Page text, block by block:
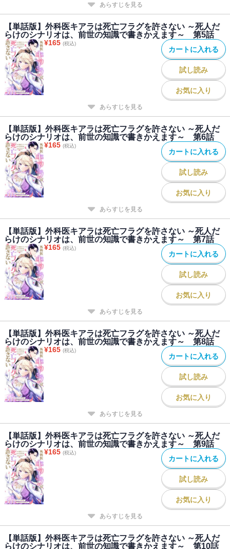
あらすじを見る
【単話版】外科医キアラは死亡フラグを許さない ～死人だ
らけのシナリオは、前世の知識で書きかえます～ 第5話
¥165 (税込)
カートに入れる
試し読み
お気に入り
あらすじを見る
【単話版】外科医キアラは死亡フラグを許さない ～死人だ
らけのシナリオは、前世の知識で書きかえます～ 第6話
¥165 (税込)
カートに入れる
試し読み
お気に入り
あらすじを見る
【単話版】外科医キアラは死亡フラグを許さない ～死人だ
らけのシナリオは、前世の知識で書きかえます～ 第7話
¥165 (税込)
カートに入れる
試し読み
お気に入り
あらすじを見る
【単話版】外科医キアラは死亡フラグを許さない ～死人だ
らけのシナリオは、前世の知識で書きかえます～ 第8話
¥165 (税込)
カートに入れる
試し読み
お気に入り
あらすじを見る
【単話版】外科医キアラは死亡フラグを許さない ～死人だ
らけのシナリオは、前世の知識で書きかえます～ 第9話
¥165 (税込)
カートに入れる
試し読み
お気に入り
あらすじを見る
【単話版】外科医キアラは死亡フラグを許さない ～死人だ
らけのシナリオは、前世の知識で書きかえます～ 第10話